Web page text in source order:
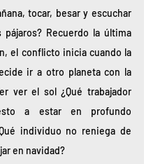
tocar, besar y escuchar
Recuerdo la última
el conflicto inicia cuando la
ir a otro planeta con la
ver el sol ¿Qué trabajador
a estar en profundo
individuo no reniega de
en navidad?